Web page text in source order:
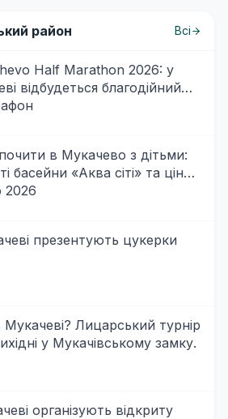
район Всі
Half Marathon 2026: у
відбудеться благодійний
в Мукачево з дітьми:
басейни «Аква сіті» та ціни
2026
презентують цукерки
Лицарський турнір
у Мукачівському замку.
організують відкриту